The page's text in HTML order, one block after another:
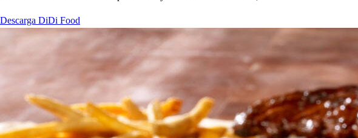
Descarga DiDi Food